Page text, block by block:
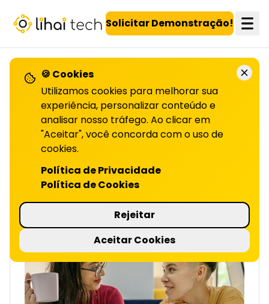
LiHai - Página inicial Solicitar Demonstração!
VOLTAR PARA O BLOG
4 erros para evitar
NA UTILIZAÇÃO DE CUPONS | LIHAI
Os cupons são uma estratégia poderosa para
atrair e fidelizar clientes. Saiba como usá-los
sem erros, e maximize seus resultados!
Continue a leitura no artigo.
4 minutos de leitura
🍪 Cookies
Utilizamos cookies para melhorar sua
experiência, personalizar conteúdo e
analisar nosso tráfego. Ao clicar em
"Aceitar", você concorda com o uso de
cookies.
Política de Privacidade
Política de Cookies
Rejeitar
Aceitar Cookies